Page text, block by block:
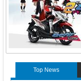
Top News